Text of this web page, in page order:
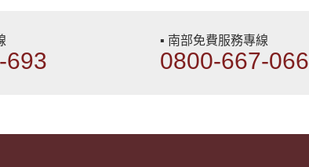
693
▪ 南部免費服務專線
0800-667-066